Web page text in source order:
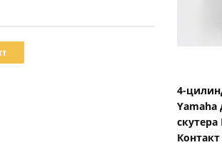
4-
Yamaha
скутера
Контакт